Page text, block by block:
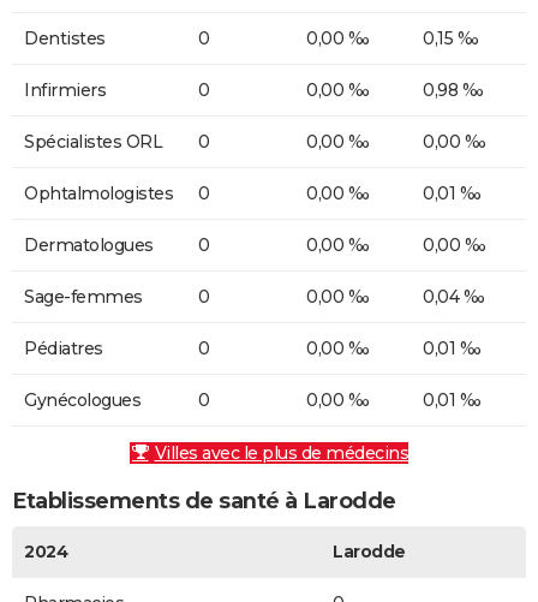
Dentistes 0 0,00 ‰ 0,15 ‰
Infirmiers 0 0,00 ‰ 0,98 ‰
Spécialistes ORL 0 0,00 ‰ 0,00 ‰
Ophtalmologistes 0 0,00 ‰ 0,01 ‰
Dermatologues 0 0,00 ‰ 0,00 ‰
Sage-femmes 0 0,00 ‰ 0,04 ‰
Pédiatres 0 0,00 ‰ 0,01 ‰
Gynécologues 0 0,00 ‰ 0,01 ‰
Villes avec le plus de médecins
Etablissements de santé à Larodde
2024 Larodde